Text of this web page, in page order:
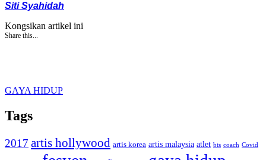
Siti Syahidah
Kongsikan artikel ini
Share this...
GAYA HIDUP
Tags
2017 artis hollywood artis korea artis malaysia atlet bts coach Covid